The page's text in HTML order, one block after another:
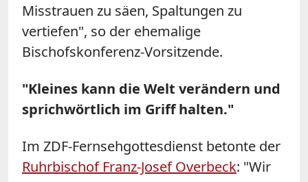
Misstrauen zu säen, Spaltungen zu
vertiefen", so der ehemalige
Bischofskonferenz-Vorsitzende.
"Kleines kann die Welt verändern und
sprichwörtlich im Griff halten."
Im ZDF-Fernsehgottesdienst betonte der
Ruhrbischof Franz-Josef Overbeck: "Wir